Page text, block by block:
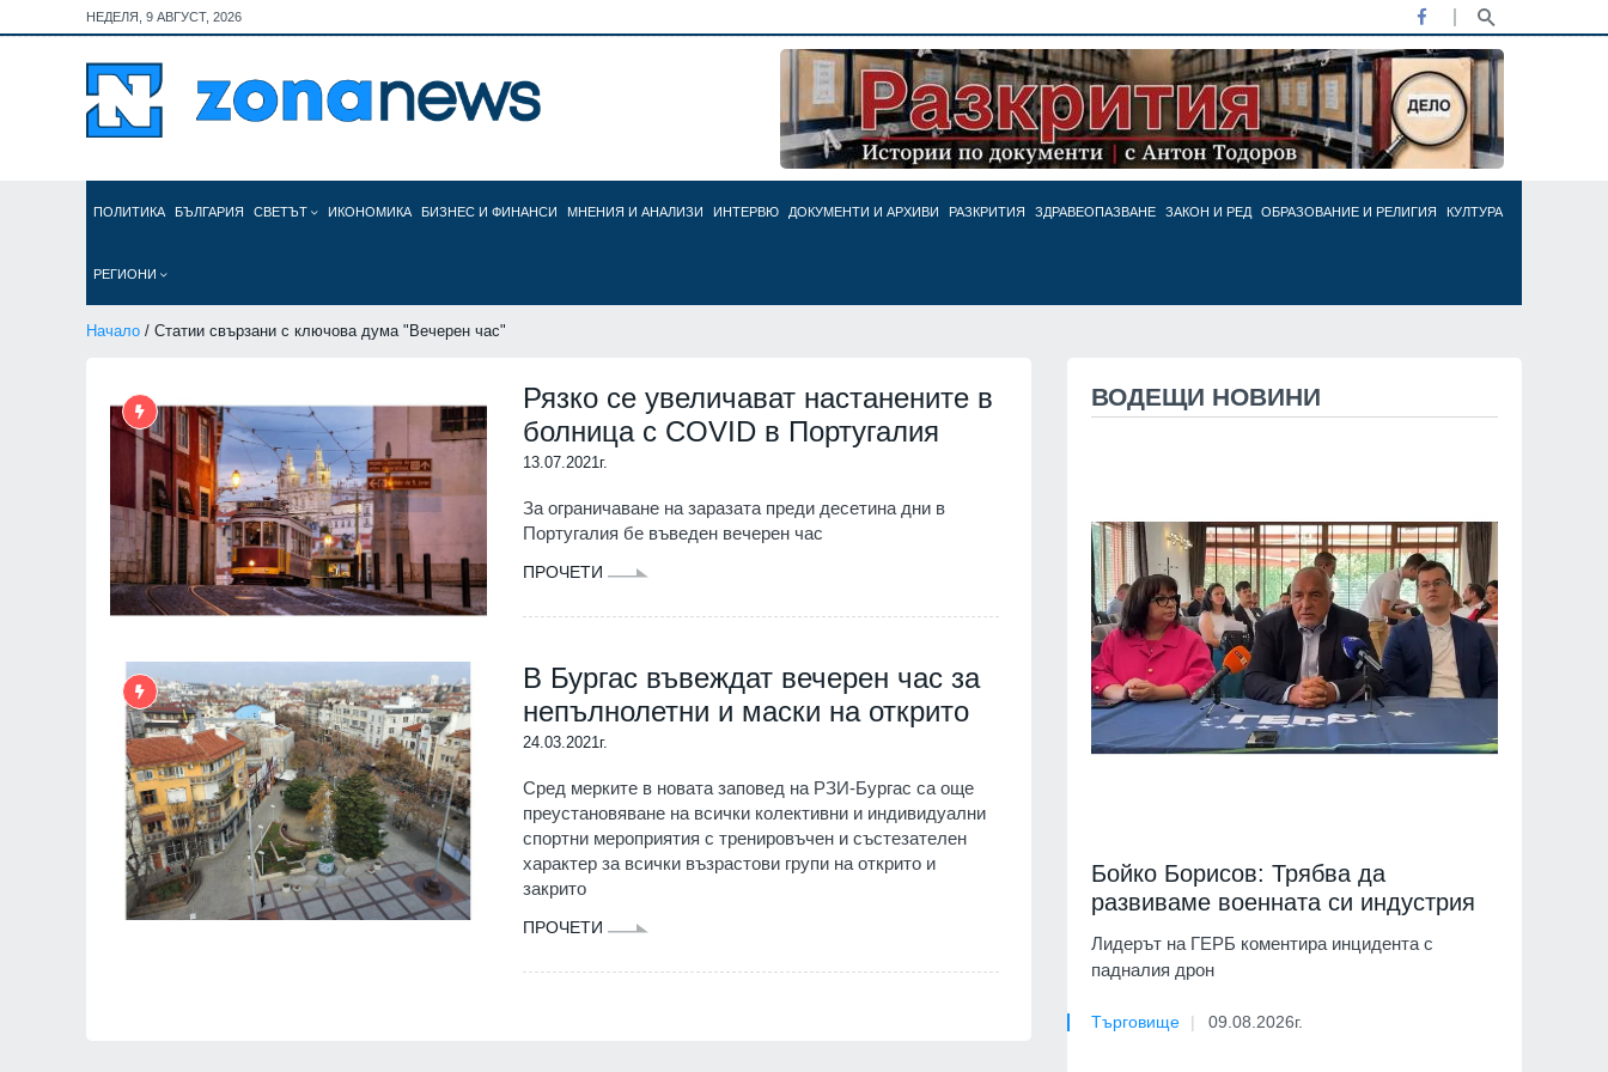
НЕДЕЛЯ, 9 АВГУСТ, 2026
ПОЛИТИКА БЪЛГАРИЯ СВЕТЪТ ИКОНОМИКА БИЗНЕС И ФИНАНСИ МНЕНИЯ И АНАЛИЗИ ИНТЕРВЮ ДОКУМЕНТИ И АРХИВИ РАЗКРИТИЯ ЗДРАВЕОПАЗВАНЕ ЗАКОН И РЕД ОБРАЗОВАНИЕ И РЕЛИГИЯ КУЛТУРА
РЕГИОНИ
Начало / Статии свързани с ключова дума "Вечерен час"
Рязко се увеличават настанените в
болница с COVID в Португалия
13.07.2021г.
За ограничаване на заразата преди десетина дни в
Португалия бе въведен вечерен час
ПРОЧЕТИ
В Бургас въвеждат вечерен час за
непълнолетни и маски на открито
24.03.2021г.
Сред мерките в новата заповед на РЗИ-Бургас са още
преустановяване на всички колективни и индивидуални
спортни мероприятия с тренировъчен и състезателен
характер за всички възрастови групи на открито и
закрито
ПРОЧЕТИ
ВОДЕЩИ НОВИНИ
Бойко Борисов: Трябва да
развиваме военната си индустрия
Лидерът на ГЕРБ коментира инцидента с
падналия дрон
Търговище 09.08.2026г.